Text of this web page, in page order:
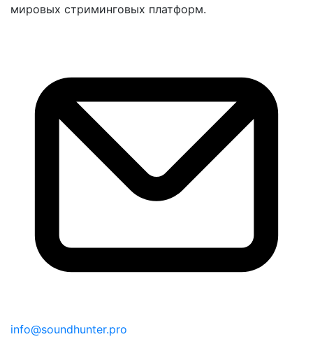
мировых стриминговых платформ.
info@soundhunter.pro